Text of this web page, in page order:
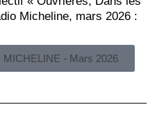
Micheline, mars 2026 :
- Mars 2026